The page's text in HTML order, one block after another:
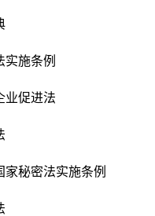
实施条例
业促进法
秘密法实施条例